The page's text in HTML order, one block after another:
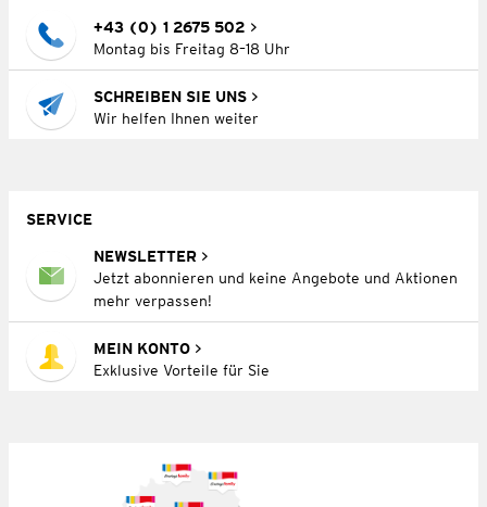
+43 (0) 1 2675 502
Montag bis Freitag 8–18 Uhr
SCHREIBEN SIE UNS
Wir helfen Ihnen weiter
SERVICE
NEWSLETTER
Jetzt abonnieren und keine Angebote und Aktionen
mehr verpassen!
MEIN KONTO
Exklusive Vorteile für Sie